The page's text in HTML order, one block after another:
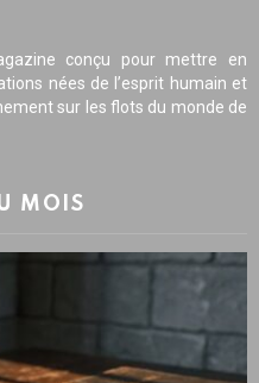
conçu pour mettre en
nées de l’esprit humain et
sur les flots du monde de
MOIS